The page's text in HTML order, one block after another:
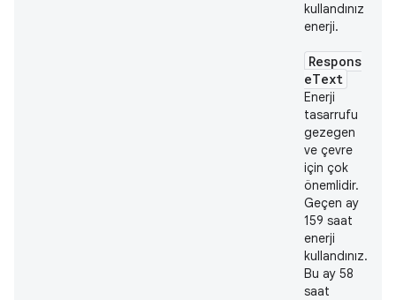
kullandınız
enerji.
Respons
eText
Enerji
tasarrufu
gezegen
ve çevre
için çok
önemlidir.
Geçen ay
159 saat
enerji
kullandınız.
Bu ay 58
saat